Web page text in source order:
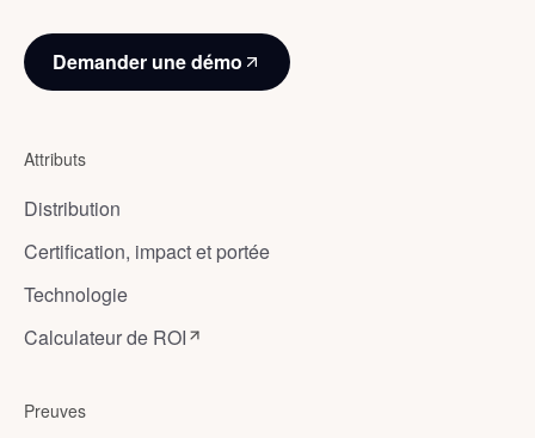
Demander une démo
Attributs
Distribution
Certification, impact et portée
Technologie
Calculateur de ROI
Preuves